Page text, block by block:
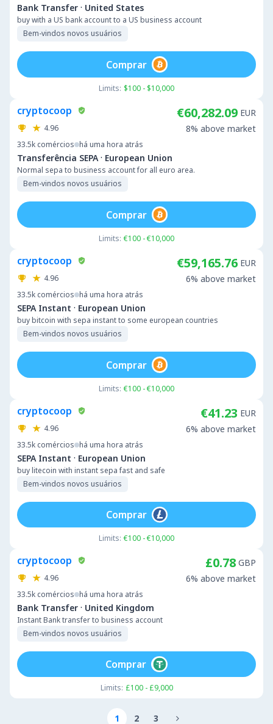
Bank Transfer · United States
buy with a US bank account to a US business account
Bem-vindos novos usuários
Limits: $100 - $10,000
Comprar
cryptocoop
4.96
33.5k comércios há uma hora atrás
Transferência SEPA · European Union
Normal sepa to business account for all euro area.
Bem-vindos novos usuários
€60,282.09 EUR
8% above market
Limits: €100 - €10,000
Comprar
cryptocoop
4.96
33.5k comércios há uma hora atrás
SEPA Instant · European Union
buy bitcoin with sepa instant to some european countries
Bem-vindos novos usuários
€59,165.76 EUR
6% above market
Limits: €100 - €10,000
Comprar
cryptocoop
4.96
33.5k comércios há uma hora atrás
SEPA Instant · European Union
buy litecoin with instant sepa fast and safe
Bem-vindos novos usuários
€41.23 EUR
6% above market
Limits: €100 - €10,000
Comprar
cryptocoop
4.96
33.5k comércios há uma hora atrás
Bank Transfer · United Kingdom
Instant Bank transfer to business account
Bem-vindos novos usuários
£0.78 GBP
6% above market
Limits: £100 - £9,000
Comprar
1 2 3 